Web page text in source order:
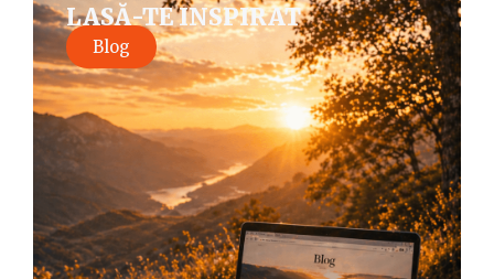
LASĂ-TE INSPIRAT
Blog